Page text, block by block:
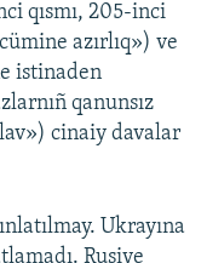
qısmı, 205-inci
azırlıq») ve
istinaden
qanunsız
cinaiy davalar
Ukrayına
Rusiye